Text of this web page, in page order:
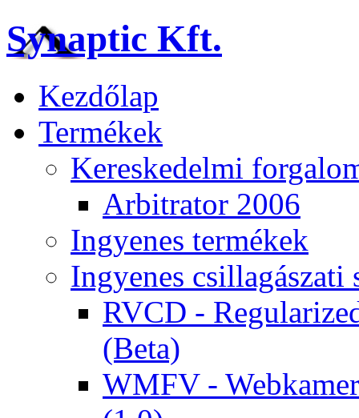
Synaptic Kft.
Kezdőlap
Termékek
Kereskedelmi
Arbitrator 2006
Ingyenes termékek
Ingyenes csillagászati
RVCD -
(Beta)
WMFV -